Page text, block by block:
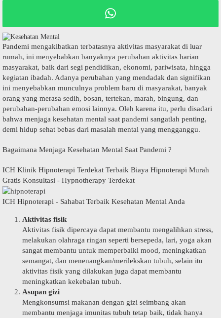
Pandemi mengakibatkan terbatasnya aktivitas masyarakat di luar
rumah, ini menyebabkan banyaknya perubahan aktivitas harian
masyarakat, baik dari segi pendidikan, ekonomi, pariwisata, hingga
kegiatan ibadah. Adanya perubahan yang mendadak dan signifikan
ini menyebabkan munculnya problem baru di masyarakat, banyak
orang yang merasa sedih, bosan, tertekan, marah, bingung, dan
perubahan-perubahan emosi lainnya. Oleh karena itu, perlu disadari
bahwa menjaga kesehatan mental saat pandemi sangatlah penting,
demi hidup sehat bebas dari masalah mental yang mengganggu.
Bagaimana Menjaga Kesehatan Mental Saat Pandemi ?
ICH Klinik Hipnoterapi Terdekat Terbaik Biaya Hipnoterapi Murah
Gratis Konsultasi - Hypnotherapy Terdekat
ICH Hipnoterapi - Sahabat Terbaik Kesehatan Mental Anda
Aktivitas fisik
Aktivitas fisik dipercaya dapat membantu mengalihkan stress,
melakukan olahraga ringan seperti bersepeda, lari, yoga akan
sangat membantu untuk memperbaiki mood, meningkatkan
semangat, dan menenangkan/merilekskan tubuh, selain itu
aktivitas fisik yang dilakukan juga dapat membantu
meningkatkan kekebalan tubuh.
Asupan gizi
Mengkonsumsi makanan dengan gizi seimbang akan
membantu menjaga imunitas tubuh tetap baik, tidak hanya